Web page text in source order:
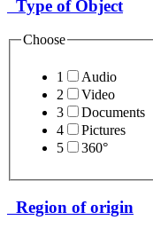
Type of Object
Choose
1
Audio
2
Video
3
Documents
4
Pictures
5
360°
Region of origin